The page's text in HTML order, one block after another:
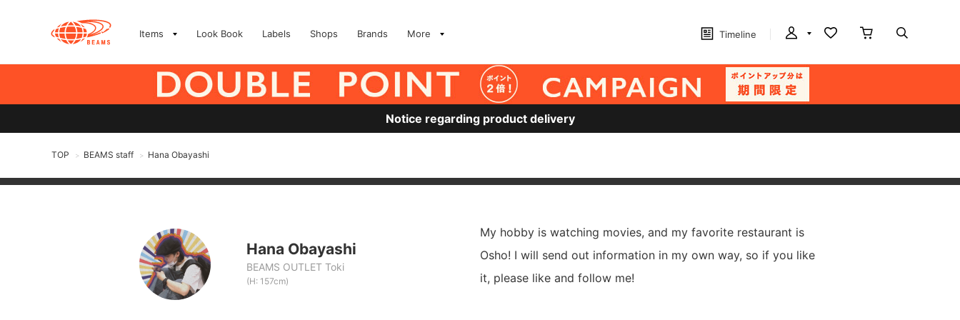
Items Look Book Labels Shops Brands More Timeline
Notice regarding product delivery
TOP > BEAMS staff > Hana Obayashi
Hana Obayashi
BEAMS OUTLET Toki
(H: 157cm)
My hobby is watching movies, and my favorite restaurant is
Osho! I will send out information in my own way, so if you like
it, please like and follow me!